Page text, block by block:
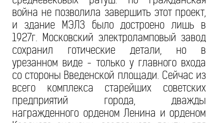
война не позволила завершить этот проект,
и здание МЭЛЗ было достроено лишь в
1927г. Московский электроламповый завод
сохранил готические детали, но в
урезанном виде - только у главного входа
со стороны Введенской площади. Сейчас из
всего комплекса старейших советских
предприятий города, дважды
награжденного орденом Ленина и орденом